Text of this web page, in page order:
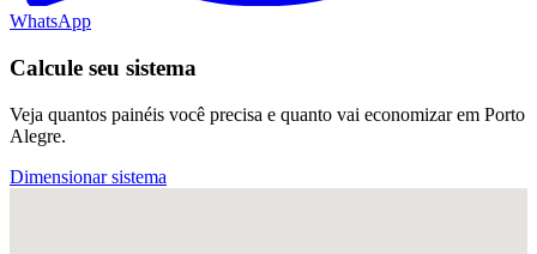
WhatsApp
Calcule seu sistema
Veja quantos painéis você precisa e quanto vai economizar em Porto
Alegre.
Dimensionar sistema